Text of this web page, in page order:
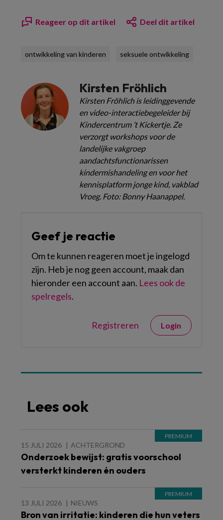
Reageer op dit artikel Deel dit artikel
ontwikkeling van kinderen seksuele ontwikkeling
Kirsten Fröhlich
Kirsten Fröhlich is leidinggevende
en video-interactiebegeleider bij
Kindercentrum ’t Kickertje. Ze
verzorgt workshops voor de
landelijke vakgroep
aandachtsfunctionarissen
kindermishandeling en voor het
kennisplatform jonge kind, vakblad
Vroeg. Foto: Bonny Haanappel.
Geef je reactie
Om te kunnen reageren moet je ingelogd
zijn. Heb je nog geen account, maak dan
hieronder een account aan. Lees ook de
spelregels.
Registreren Login
Lees ook
15 JULI 2026 ACHTERGROND
Onderzoek bewijst: gratis voorschool
versterkt kinderen én ouders
13 JULI 2026 NIEUWS
Bron van irritatie: kinderen die hun veters